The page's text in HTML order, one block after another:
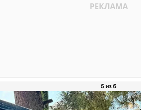
5 из 6